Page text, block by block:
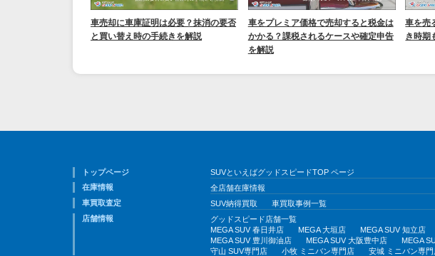
車売却に車庫証明は必要？抹消の要否
と買い替え時の手続きを解説
車をプレミア価格で売却すると税金は
かかる？課税されるケースや確定申告
を解説
車を売
き時期
トップページ
SUVといえばグッドスピードTOP ページ
在庫情報
全店舗在庫情報
車買取査定
SUV納得買取
車買取事例一覧
店舗情報
グッドスピード店舗一覧
MEGA SUV 春日井店
MEGA 大垣店 MEGA SUV 知立店
MEGA SUV 豊川御油店
MEGA SUV 大阪豊中店 MEGA
守山 SUV専門店
小牧 ミニバン専門店 安城 ミニバン専門